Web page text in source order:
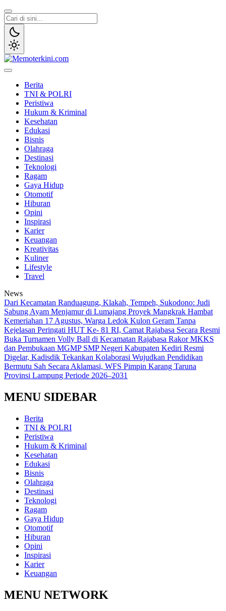
Lewati
ke
konten
Berita
TNI & POLRI
Peristiwa
Hukum & Kriminal
Kesehatan
Edukasi
Bisnis
Olahraga
Destinasi
Teknologi
Ragam
Gaya Hidup
Otomotif
Hiburan
Opini
Inspirasi
Karier
Keuangan
Kreativitas
Kuliner
Lifestyle
Travel
News
‎Dari Kecamatan Randuagung, Klakah, Tempeh, Sukodono: Judi
Sabung Ayam Menjamur di Lumajang ‎Proyek Mangkrak Hambat
Kemeriahan 17 Agustus, Warga Ledok Kulon Geram Tanpa
Kejelasan Peringati HUT Ke- 81 RI, Camat Rajabasa Secara Resmi
Buka Turnamen Volly Ball di Kecamatan Rajabasa Rakor MKKS
dan Pembukaan MGMP SMP Negeri Kabupaten Kediri Resmi
Digelar, Kadisdik Tekankan Kolaborasi Wujudkan Pendidikan
Bermutu Sah Secara Aklamasi, WFS Pimpin Karang Taruna
Provinsi Lampung Periode 2026–2031
MENU SIDEBAR
Berita
TNI & POLRI
Peristiwa
Hukum & Kriminal
Kesehatan
Edukasi
Bisnis
Olahraga
Destinasi
Teknologi
Ragam
Gaya Hidup
Otomotif
Hiburan
Opini
Inspirasi
Karier
Keuangan
MENU NETWORK